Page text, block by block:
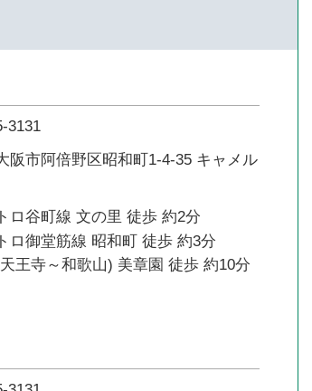
3131
阪市阿倍野区昭和町1-4-35 キャメル
ロ谷町線 文の里 徒歩 約2分
ロ御堂筋線 昭和町 徒歩 約3分
王寺～和歌山) 美章園 徒歩 約10分